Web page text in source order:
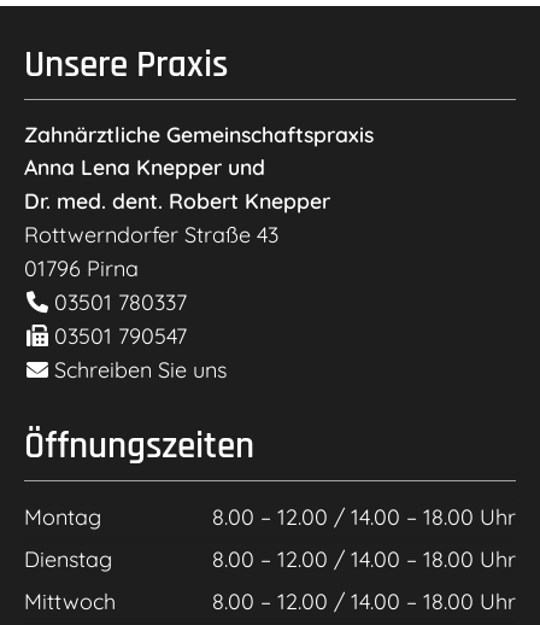
Unsere Praxis
Zahnärztliche Gemeinschaftspraxis
Anna Lena Knepper und
Dr. med. dent. Robert Knepper
Rottwerndorfer Straße 43
01796 Pirna
03501 780337
03501 790547
Schreiben Sie uns
Öffnungszeiten
Montag
8.00 – 12.00 / 14.00 – 18.00 Uhr
Dienstag
8.00 – 12.00 / 14.00 – 18.00 Uhr
Mittwoch
8.00 – 12.00 / 14.00 – 18.00 Uhr